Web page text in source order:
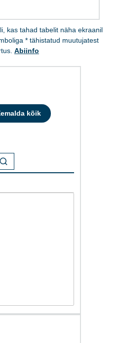
kas tahad tabelit näha ekraanil
* tähistatud muutujatest
Abiinfo